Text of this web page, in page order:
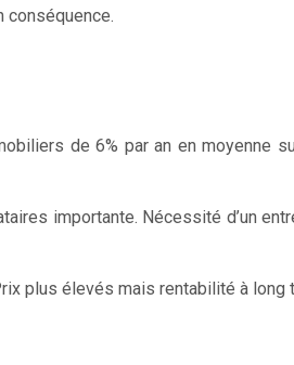
conséquence.
de 6% par an en moyenne
importante. Nécessité d’un
plus élevés mais rentabilité à long